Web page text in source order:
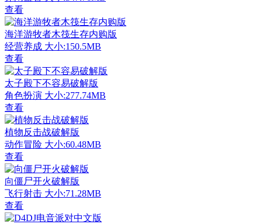
查看
海洋游牧者木筏生存内购版
经营养成 大小:150.5MB
查看
太子殿下不容易破解版
角色扮演 大小:277.74MB
查看
植物反击战破解版
动作冒险 大小:60.48MB
查看
向僵尸开火破解版
飞行射击 大小:71.28MB
查看